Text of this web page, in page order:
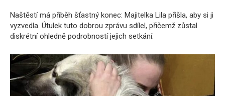
Naštěstí má příběh šťastný konec: Majitelka Lila přišla, aby si ji
vyzvedla. Útulek tuto dobrou zprávu sdílel, přičemž zůstal
diskrétní ohledně podrobností jejich setkání.